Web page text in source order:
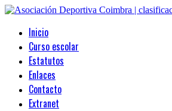
Inicio
Curso escolar
Estatutos
Enlaces
Contacto
Extranet